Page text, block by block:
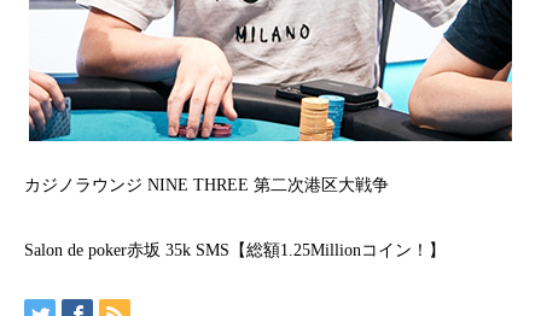
カジノラウンジ NINE THREE 第二次港区大戦争
Salon de poker赤坂 35k SMS【総額1.25Millionコイン！】